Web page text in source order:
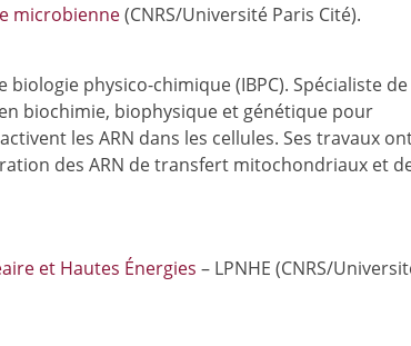
microbienne(CNRS/Université Paris Cité).
physico-chimique (IBPC). Spécialiste de
biochimie, biophysique et génétique pour
les ARN dans les cellules. Ses travaux
des ARN de transfert mitochondriaux et
et Hautes Énergies – LPNHE (CNRS/